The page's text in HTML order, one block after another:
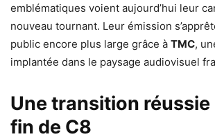
emblématiques voient aujourd’hui leur
nouveau tournant. Leur émission
public encore plus large grâce à TMC,
implantée dans le paysage audiovisuel
Une transition réussie
fin de C8